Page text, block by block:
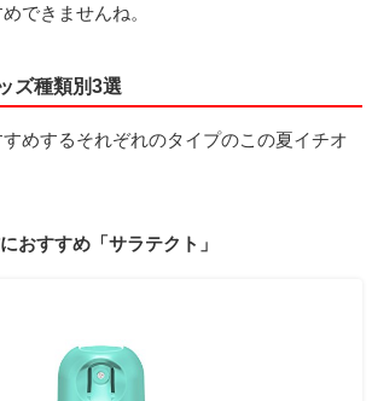
できませんね。
ズ種類別3選
めするそれぞれのタイプのこの夏イチオ
おすすめ「サラテクト」